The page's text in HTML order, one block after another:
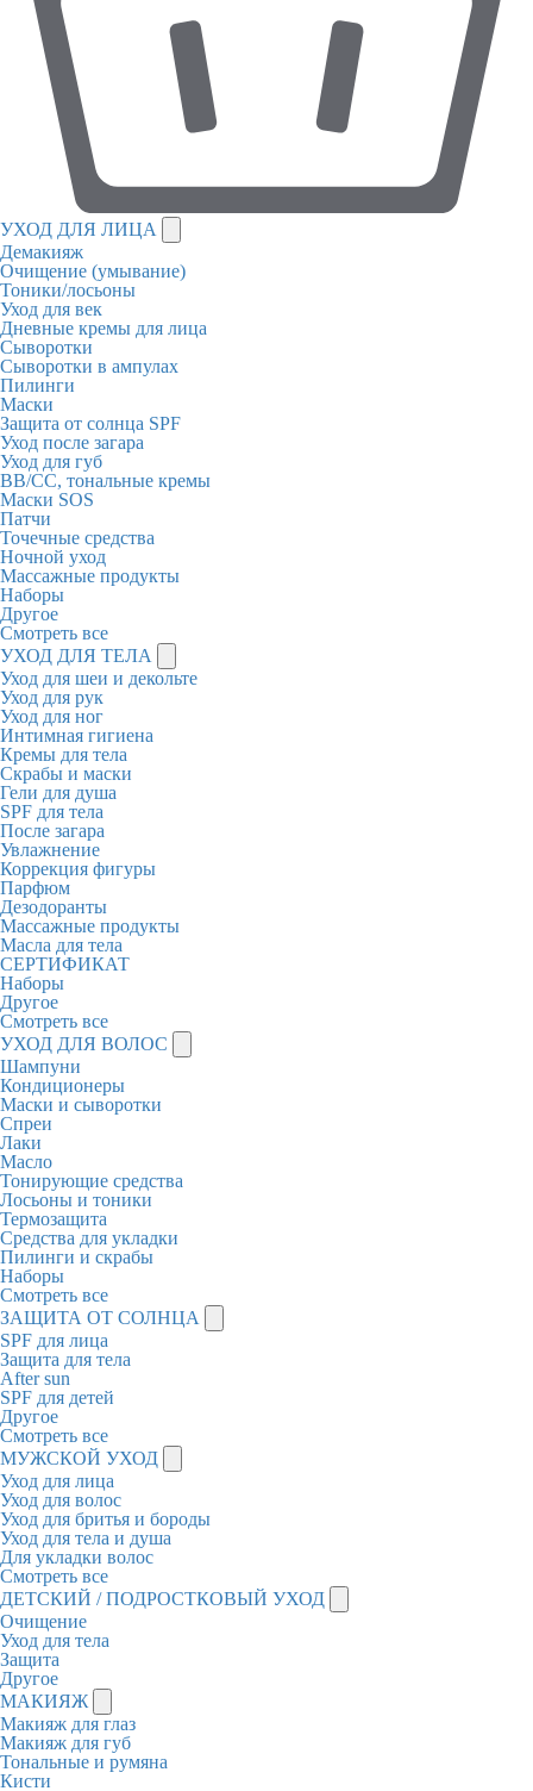
УХОД ДЛЯ ЛИЦА
Демакияж
Очищение (умывание)
Тоники/лосьоны
Уход для век
Дневные кремы для лица
Сыворотки
Сыворотки в ампулах
Пилинги
Маски
Защита от солнца SPF
Уход после загара
Уход для губ
BB/CC, тональные кремы
Маски SOS
Патчи
Точечные средства
Ночной уход
Массажные продукты
Наборы
Другое
Смотреть все
УХОД ДЛЯ ТЕЛА
Уход для шеи и декольте
Уход для рук
Уход для ног
Интимная гигиена
Кремы для тела
Скрабы и маски
Гели для душа
SPF для тела
После загара
Увлажнение
Коррекция фигуры
Парфюм
Дезодоранты
Массажные продукты
Масла для тела
СЕРТИФИКАТ
Наборы
Другое
Смотреть все
УХОД ДЛЯ ВОЛОС
Шампуни
Кондиционеры
Маски и сыворотки
Спреи
Лаки
Масло
Тонирующие средства
Лосьоны и тоники
Термозащита
Средства для укладки
Пилинги и скрабы
Наборы
Смотреть все
ЗАЩИТА ОТ СОЛНЦА
SPF для лица
Защита для тела
After sun
SPF для детей
Другое
Смотреть все
МУЖСКОЙ УХОД
Уход для лица
Уход для волос
Уход для бритья и бороды
Уход для тела и душа
Для укладки волос
Смотреть все
ДЕТСКИЙ / ПОДРОСТКОВЫЙ УХОД
Очищение
Уход для тела
Защита
Другое
МАКИЯЖ
Макияж для глаз
Макияж для губ
Тональные и румяна
Кисти